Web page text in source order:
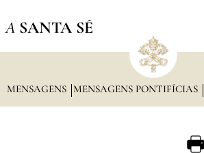
A SANTA SÉ
MENSAGENS MENSAGENS PONTIFÍCIAS